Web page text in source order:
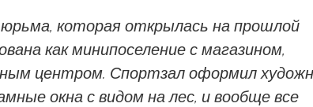
которая открылась на прошлой
как минипоселение с магазином,
центром. Спортзал оформил
окна с видом на лес, и вообще все